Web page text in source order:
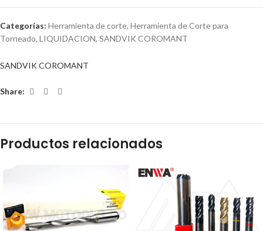
Categorías: Herramienta de corte, Herramienta de Corte para
Torneado, LIQUIDACION, SANDVIK COROMANT
SANDVIK COROMANT
Share:
Productos relacionados